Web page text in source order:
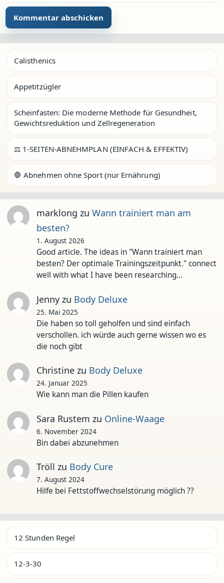
Calisthenics
Appetitzügler
Scheinfasten: Die moderne Methode für Gesundheit,
Gewichtsreduktion und Zellregeneration
⚖️ 1-SEITEN-ABNEHMPLAN (EINFACH & EFFEKTIV)
🛑 Abnehmen ohne Sport (nur Ernährung)
marklong zu Wann trainiert man am
besten?
1. August 2026
Good article. The ideas in "Wann trainiert man
besten? Der optimale Trainingszeitpunkt." connect
well with what I have been researching…
Jennyzu Body Deluxe
25. Mai 2025
Die haben so toll geholfen und sind einfach
verschollen. ich würde auch gerne wissen wo es
die noch gibt
Christinezu Body Deluxe
24. Januar 2025
Wie kann man die Pillen kaufen
Sara Rustem zu Online-Waage
6. November 2024
Bin dabei abzunehmen
Tröll zu Body Cure
7. August 2024
Hilfe bei Fettstoffwechselstörung möglich ??
12 Stunden Regel
12-3-30